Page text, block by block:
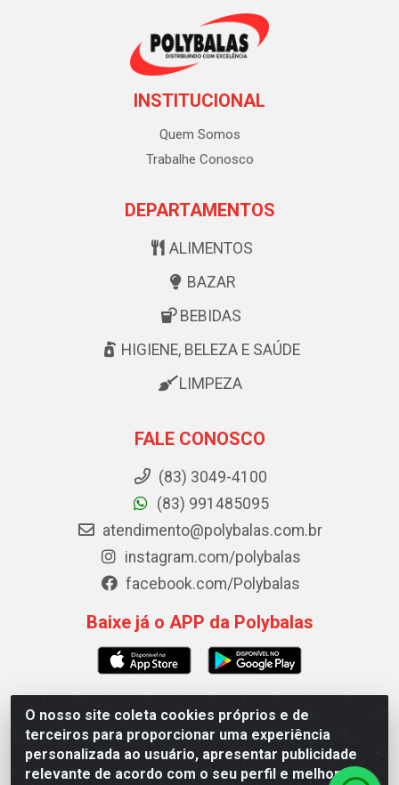
O nosso site coleta cookies próprios e de
terceiros para proporcionar uma experiência
personalizada ao usuário, apresentar publicidade
relevante de acordo com o seu perfil e melhorar a
INSTITUCIONAL
Quem Somos
Trabalhe Conosco
DEPARTAMENTOS
ALIMENTOS
BAZAR
BEBIDAS
HIGIENE, BELEZA E SAÚDE
LIMPEZA
FALE CONOSCO
(83) 3049-4100
(83) 991485095
atendimento@polybalas.com.br
instagram.com/polybalas
facebook.com/Polybalas
Baixe já o APP da Polybalas
Polybalas - Rua João Miguel de Souza, 173 Galpão B -
Ernesto Geisel, João Pessoa/PB - CEP 58.075-075 - CNPJ
00.909.327/0002-61